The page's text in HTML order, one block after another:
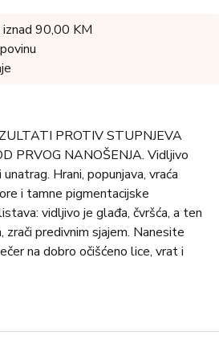
90,00 KM
PROTIV STUPNJEVA
PRVOG NANOŠENJA. Vidljivo
Hrani, popunjava, vraća
i tamne pigmentacijske
vidljivo je glađa, čvršća, a ten
zrači predivnim sjajem. Nanesite
na dobro očišćeno lice, vrat i